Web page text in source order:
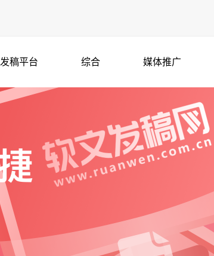
发稿平台 综合 媒体推广